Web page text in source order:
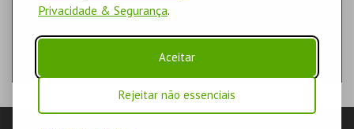
Privacidade & Segurança.
Aceitar
Rejeitar não essenciais
FÁBRICA DA PÓLVORA
INSCREVER